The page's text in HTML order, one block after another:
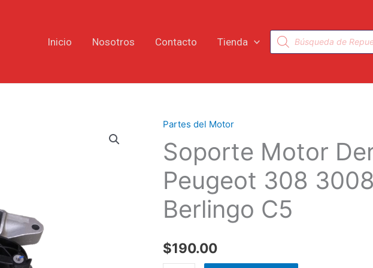
Inicio Nosotros Contacto Tienda
Búsqueda
de
productos
Partes del Motor
Soporte Motor
Peugeot 308
Berlingo C5
$190.00
Soporte
Motor
Derecho
Peugeot
308
3008
Berlingo
C5